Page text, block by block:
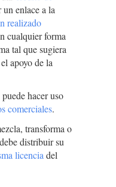
un enlace a la
realizado
cualquier forma
tal que sugiera
apoyo de la
hacer uso
comerciales.
transforma o
distribuir su
licencia del